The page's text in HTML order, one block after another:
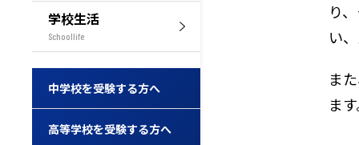
学校生活
Schoollife
中学校を受験する方へ
高等学校を受験する方へ
り
い
ま
ま